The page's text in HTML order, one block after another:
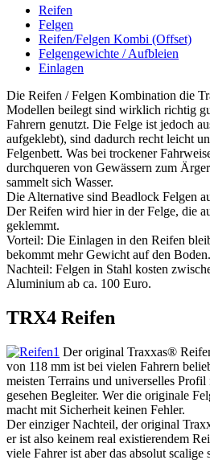
Reifen
Felgen
Reifen/Felgen Kombi (Offset)
Felgengewichte / Aufbleien
Einlagen
Die Reifen / Felgen Kombination die
Modellen beilegt sind wirklich richtig
Fahrern genutzt. Die Felge ist jedoch
aufgeklebt), sind dadurch recht leicht
Felgenbett. Was bei trockener
durchqueren von Gewässern zum
sammelt sich Wasser.
Die Alternative sind Beadlock Felgen
Der Reifen wird hier in der Felge, die
geklemmt.
Vorteil: Die Einlagen in den Reifen
bekommt mehr Gewicht auf den Boden.
Nachteil: Felgen in Stahl kosten
Aluminium ab ca. 100 Euro.
TRX4 Reifen
Der original Traxxas®
von 118 mm ist bei vielen Fahrern
meisten Terrains und universelles
gesehen Begleiter. Wer die originale
macht mit Sicherheit keinen Fehler.
Der einziger Nachteil, der original
er ist also keinem real existierendem
viele Fahrer ist aber das absolut scalige